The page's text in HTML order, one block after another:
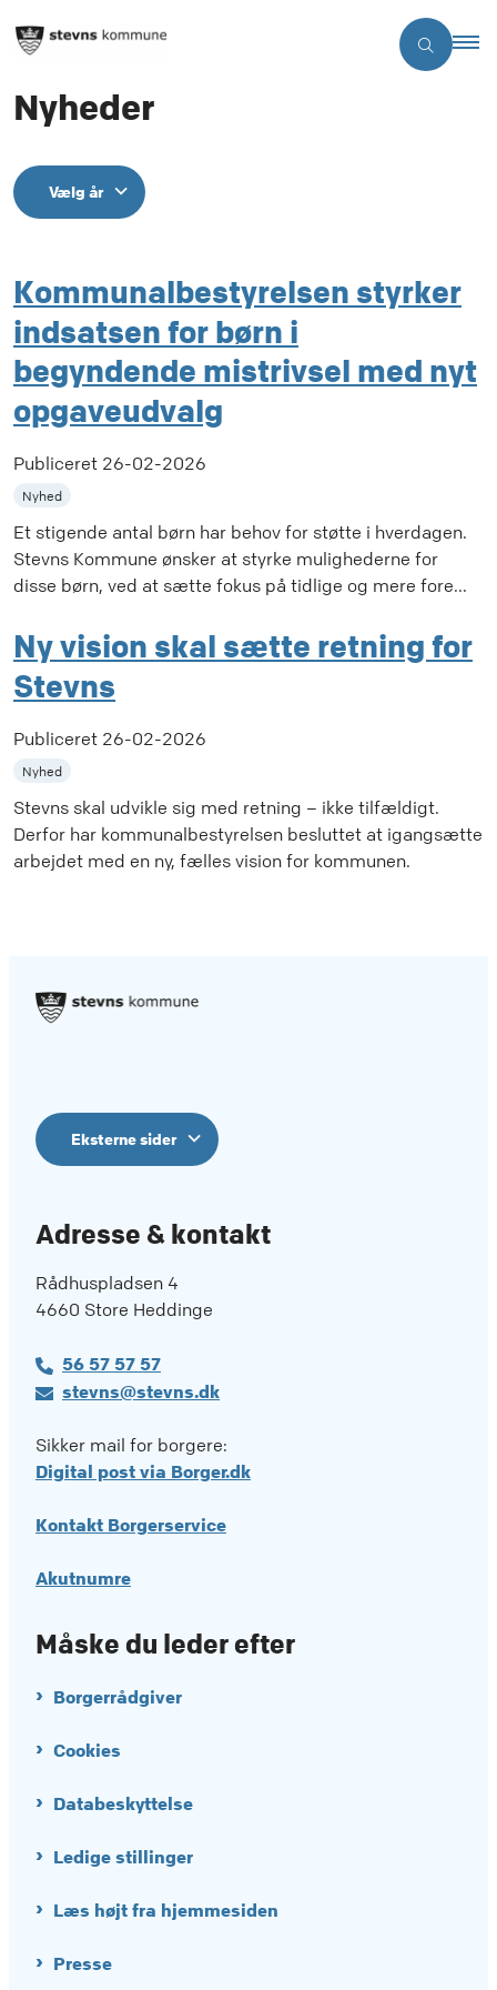
Nyheder
Vælg år
Kommunalbestyrelsen styrker
indsatsen for børn i
begyndende mistrivsel med nyt
opgaveudvalg
Publiceret 26-02-2026
Nyhed
Et stigende antal børn har behov for støtte i hverdagen.
Stevns Kommune ønsker at styrke mulighederne for
disse børn, ved at sætte fokus på tidlige og mere fore...
Ny vision skal sætte retning for
Stevns
Publiceret 26-02-2026
Nyhed
Stevns skal udvikle sig med retning – ikke tilfældigt.
Derfor har kommunalbestyrelsen besluttet at igangsætte
arbejdet med en ny, fælles vision for kommunen.
Eksterne sider
Adresse & kontakt
Rådhuspladsen 4
4660 Store Heddinge
56 57 57 57
stevns@stevns.dk
Sikker mail for borgere:
Digital post via Borger.dk
Kontakt Borgerservice
Akutnumre
Måske du leder efter
Borgerrådgiver
Cookies
Databeskyttelse
Ledige stillinger
Læs højt fra hjemmesiden
Presse